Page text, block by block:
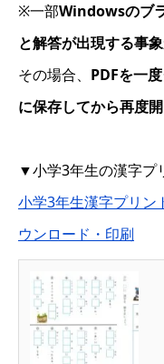
※一部Windowsのブ
と解答が出現する事
その場合、 PDFを一
に保存してから再度
▼小学3年生の漢字プ
小学3年生漢字プリン
ウンロード・印刷